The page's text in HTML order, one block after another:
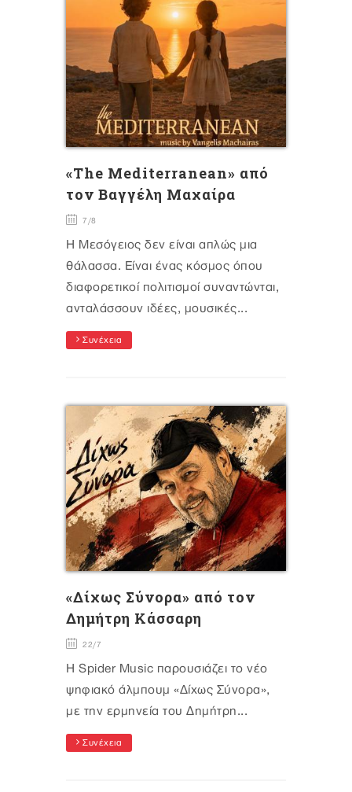
«The Mediterranean» από
τον Βαγγέλη Μαχαίρα
7/8
Η Μεσόγειος δεν είναι απλώς μια
θάλασσα. Είναι ένας κόσμος όπου
διαφορετικοί πολιτισμοί συναντώνται,
ανταλάσσουν ιδέες, μουσικές...
Συνέχεια
«Δίχως Σύνορα» από τον
Δημήτρη Κάσσαρη
22/7
Η Spider Music παρουσιάζει το νέο
ψηφιακό άλμπουμ «Δίχως Σύνορα»,
με την ερμηνεία του Δημήτρη...
Συνέχεια